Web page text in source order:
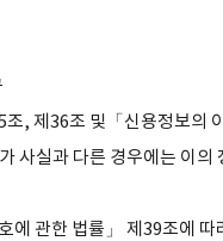
, 제36조 및「신용정보의
사실과 다른 경우에는 이
에 관한 법률」 제39조에